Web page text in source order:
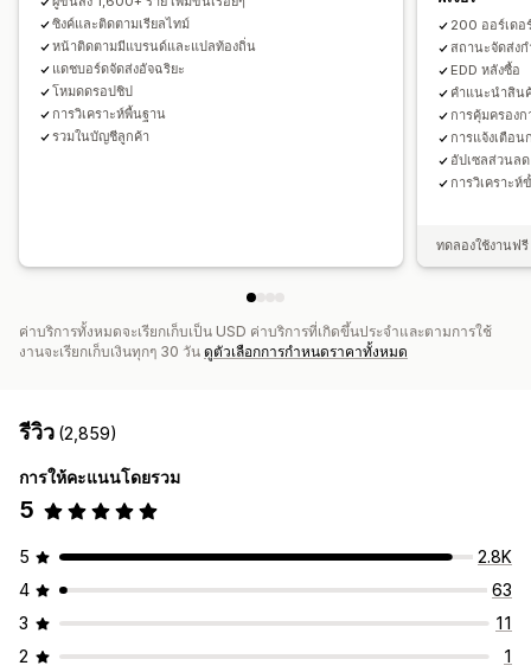
ซิงค์และติดตามเรียลไทม์
หน้าติดตามมีแบรนด์และแปลท้องถิ่น
แดชบอร์ดจัดส่งอัจฉริยะ
โหมดดรอปชิป
การวิเคราะห์พื้นฐาน
รวมในบัญชีลูกค้า
200 ออร์เดอ
สถานะจัดส่ง
EDD หลังซื้อ
คำแนะนำสิน
การคุ้มครองก
การแจ้งเตือน
อัปเซลส่วนลด
การวิเคราะห์
ทดลองใช้งานฟ
ค่าบริการทั้งหมดจะเรียกเก็บเป็น USD ค่าบริการที่เกิดขึ้นประจำและตามการใช้
งานจะเรียกเก็บเงินทุกๆ 30 วัน ดูตัวเลือกการกำหนดราคาทั้งหมด
รีวิว (2,859)
การให้คะแนนโดยรวม
5
5
2.8K
4
63
3
11
2
1